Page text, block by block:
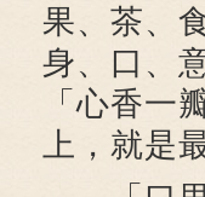
果、茶、
身、口、
「心香一
上，就是